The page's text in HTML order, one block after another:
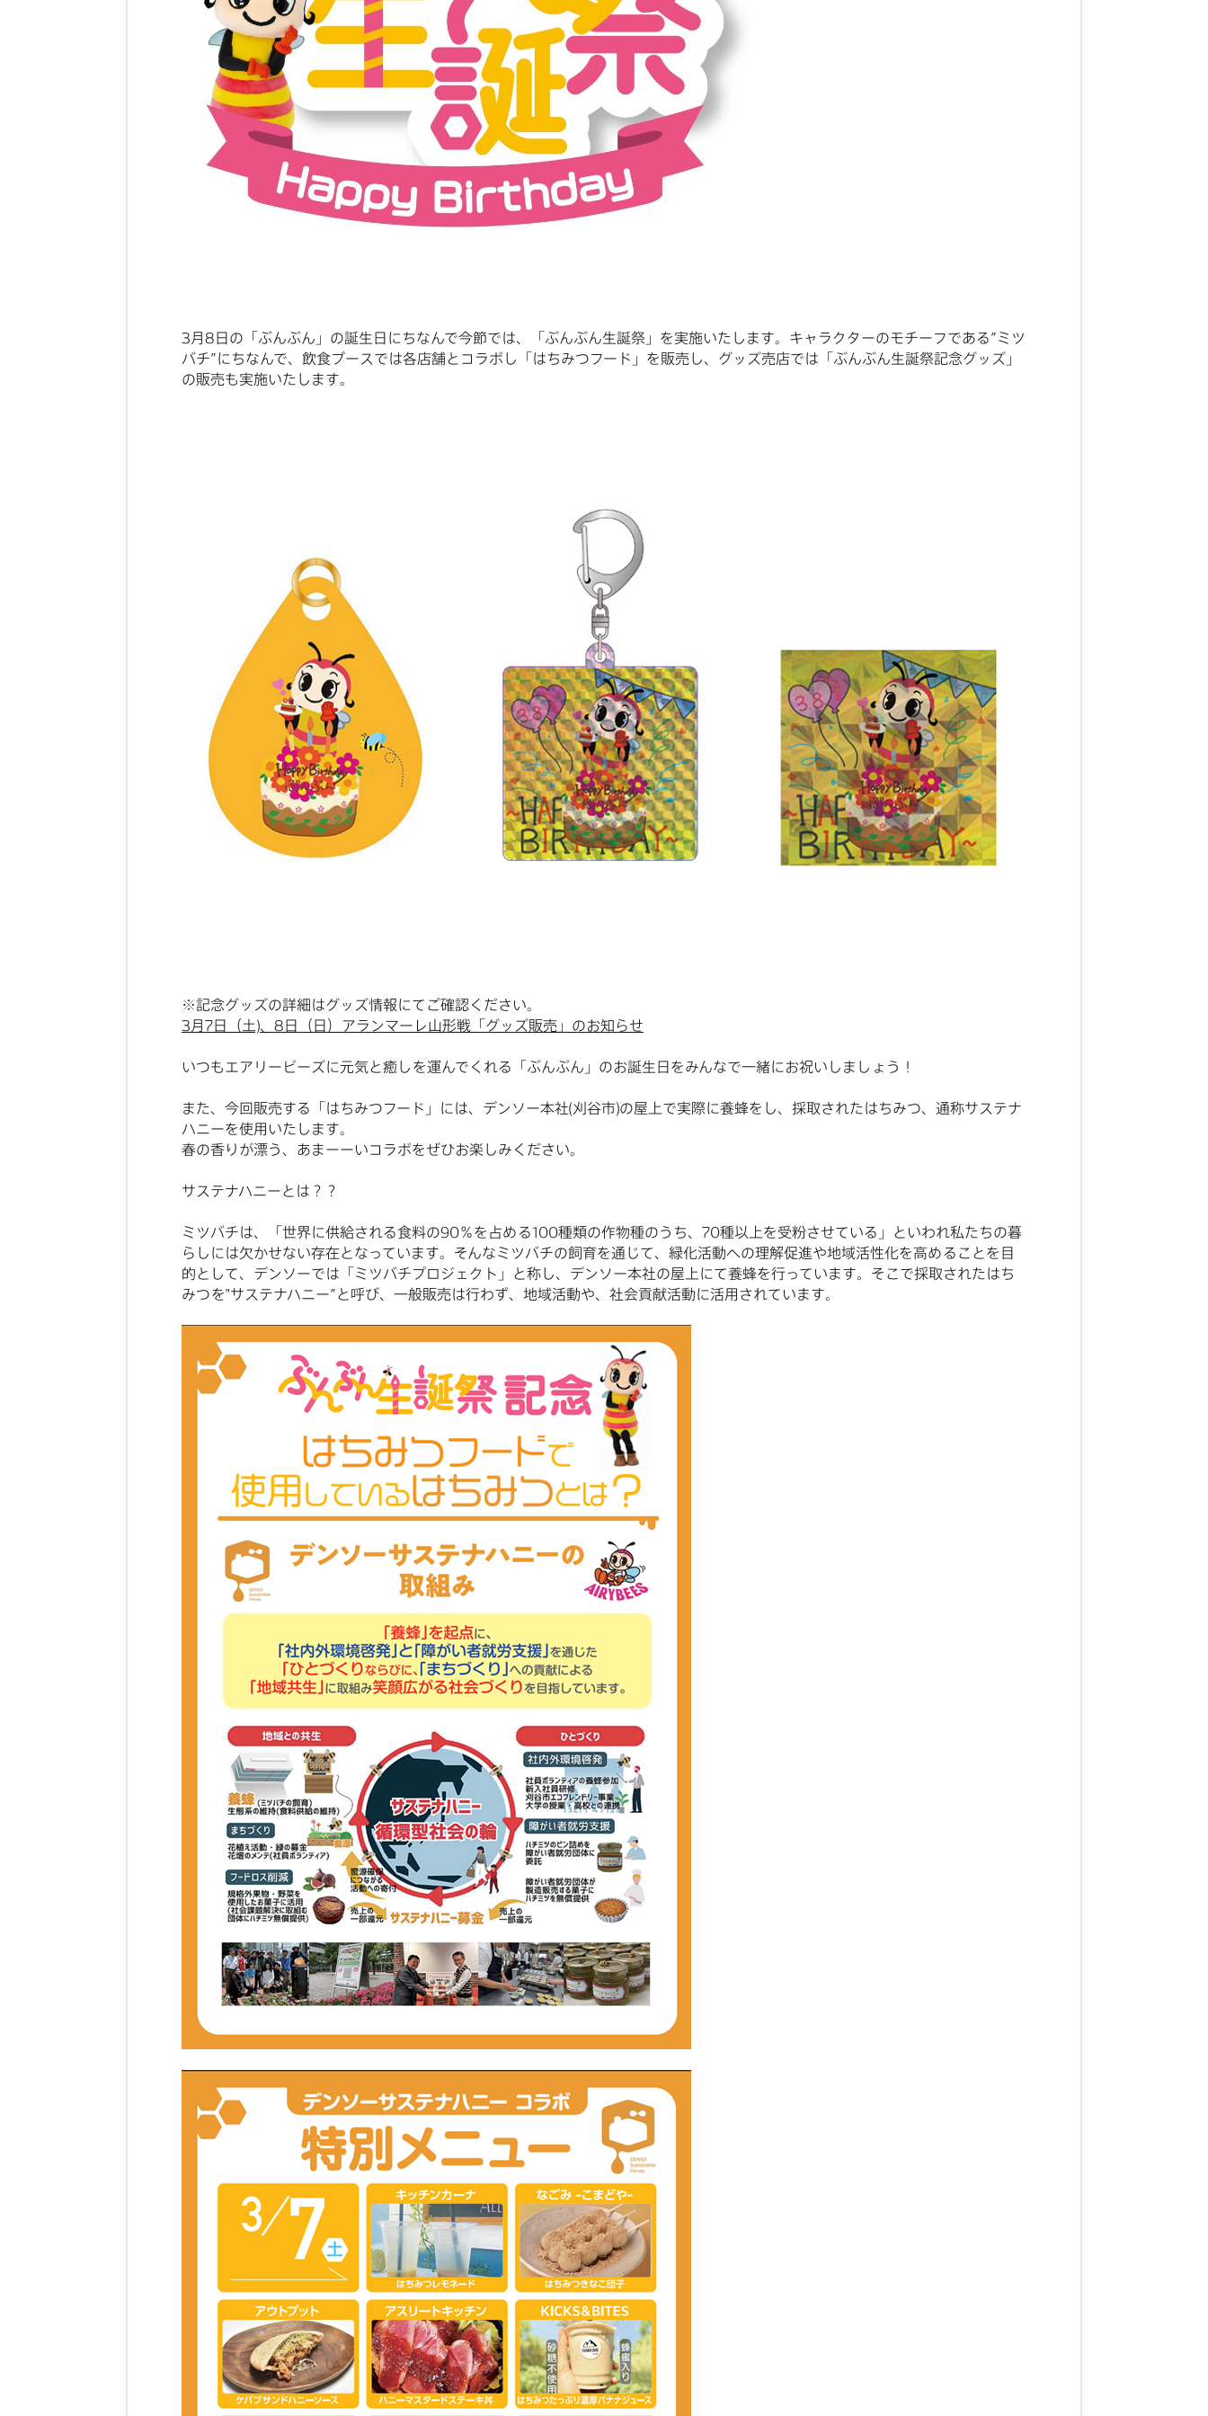
3月8日の「ぶんぶん」の誕生日にちなんで今節では、「ぶんぶん生誕祭」を実施いたします。キャラクターのモチーフである”ミツ
バチ”にちなんで、飲食ブースでは各店舗とコラボし「はちみつフード」を販売し、グッズ売店では「ぶんぶん生誕祭記念グッズ」
の販売も実施いたします。
※記念グッズの詳細はグッズ情報にてご確認ください。
3月7日（土)、8日（日）アランマーレ山形戦「グッズ販売」のお知らせ
いつもエアリービーズに元気と癒しを運んでくれる「ぶんぶん」のお誕生日をみんなで一緒にお祝いしましょう！
また、今回販売する「はちみつフード」には、デンソー本社(刈谷市)の屋上で実際に養蜂をし、採取されたはちみつ、通称サステナ
ハニーを使用いたします。
春の香りが漂う、あまーーいコラボをぜひお楽しみください。
サステナハニーとは？？
ミツバチは、「世界に供給される食料の90％を占める100種類の作物種のうち、70種以上を受粉させている」といわれ私たちの暮
らしには欠かせない存在となっています。そんなミツバチの飼育を通じて、緑化活動への理解促進や地域活性化を高めることを目
的として、デンソーでは「ミツバチプロジェクト」と称し、デンソー本社の屋上にて養蜂を行っています。そこで採取されたはち
みつを"サステナハニー”と呼び、一般販売は行わず、地域活動や、社会貢献活動に活用されています。